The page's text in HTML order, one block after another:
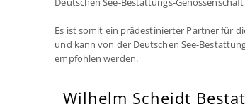
Es ist somit ein prädestinierter Partner für
und kann von der Deutschen See-
empfohlen werden.
Wilhelm Scheidt